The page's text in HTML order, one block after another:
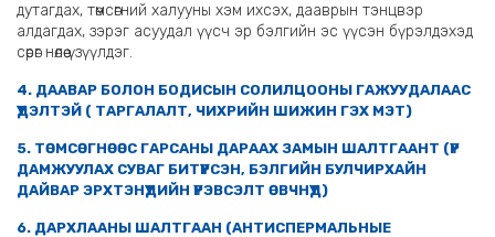
дутагдах, төмсөгний халууны хэм ихсэх, дааврын тэнцвэр
алдагдах, зэрэг асуудал үүсч эр бэлгийн эс үүсэн бүрэлдэхэд
сөрөг нөлөө үзүүлдэг.
4. ДААВАР БОЛОН БОДИСЫН СОЛИЛЦООНЫ ГАЖУУДАЛААС
ҮҮДЭЛТЭЙ ( ТАРГАЛАЛТ, ЧИХРИЙН ШИЖИН ГЭХ МЭТ)
5. ТӨМСӨГНӨӨС ГАРСАНЫ ДАРААХ ЗАМЫН ШАЛТГААНТ (ҮР
ДАМЖУУЛАХ СУВАГ БИТҮҮРСЭН, БЭЛГИЙН БУЛЧИРХАЙН
ДАЙВАР ЭРХТЭНҮҮДИЙН ҮРЭВСЭЛТ ӨВЧНҮҮД)
6. ДАРХЛААНЫ ШАЛТГААН (АНТИСПЕРМАЛЬНЫЕ